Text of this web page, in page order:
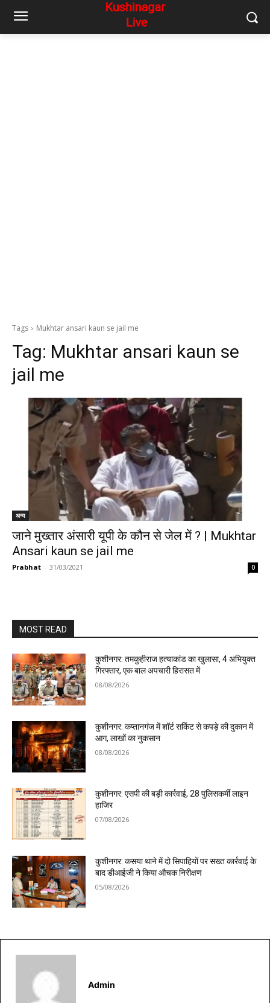
Tags Mukhtar ansari kaun se jail me
Tag: Mukhtar ansari kaun se
jail me
अन्य
जाने मुख्तार अंसारी यूपी के कौन से जेल में ? | Mukhtar
Ansari kaun se jail me
Prabhat - 31/03/2021 0
MOST READ
कुशीनगर: तमकुहीराज हत्याकांड का खुलासा, 4 अभियुक्त
गिरफ्तार, एक बाल अपचारी हिरासत में
08/08/2026
कुशीनगर: कप्तानगंज में शॉर्ट सर्किट से कपड़े की दुकान में
आग, लाखों का नुकसान
08/08/2026
कुशीनगर: एसपी की बड़ी कार्रवाई, 28 पुलिसकर्मी लाइन
हाजिर
07/08/2026
कुशीनगर: कसया थाने में दो सिपाहियों पर सख्त कार्रवाई के
बाद डीआईजी ने किया औचक निरीक्षण
05/08/2026
Admin